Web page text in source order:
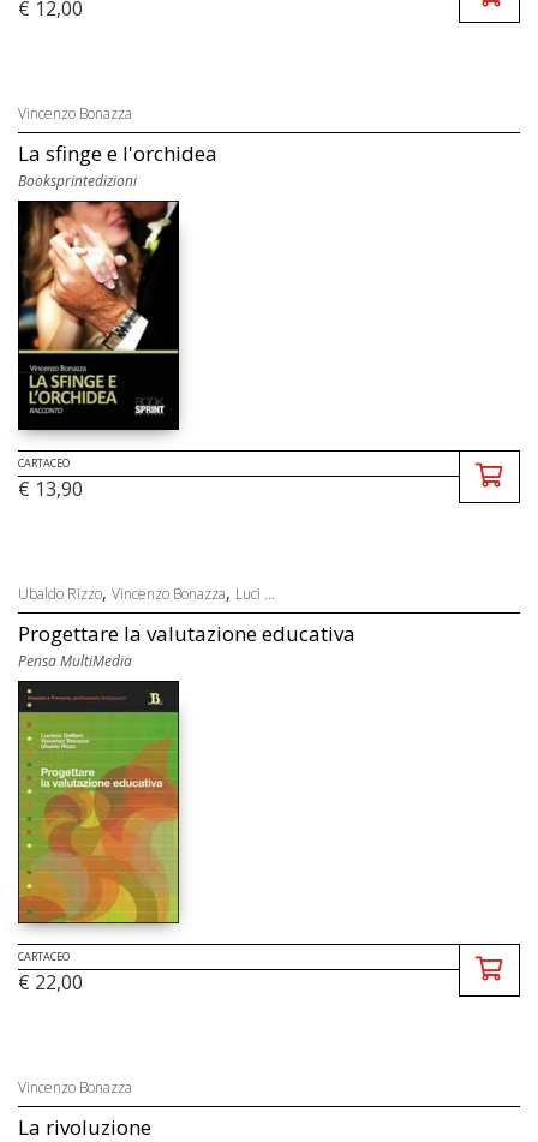
€ 12,00
Vincenzo Bonazza
La sfinge e l'orchidea
Booksprintedizioni
CARTACEO
€ 13,90
Ubaldo Rizzo, Vincenzo Bonazza, Luci ...
Progettare la valutazione educativa
Pensa MultiMedia
CARTACEO
€ 22,00
Vincenzo Bonazza
La rivoluzione